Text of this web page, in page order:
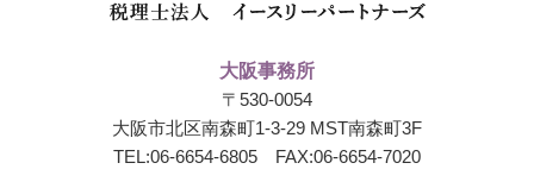
大阪事務所
〒530-0054
大阪市北区南森町1-3-29 MST南森町3F
TEL:06-6654-6805 FAX:06-6654-7020